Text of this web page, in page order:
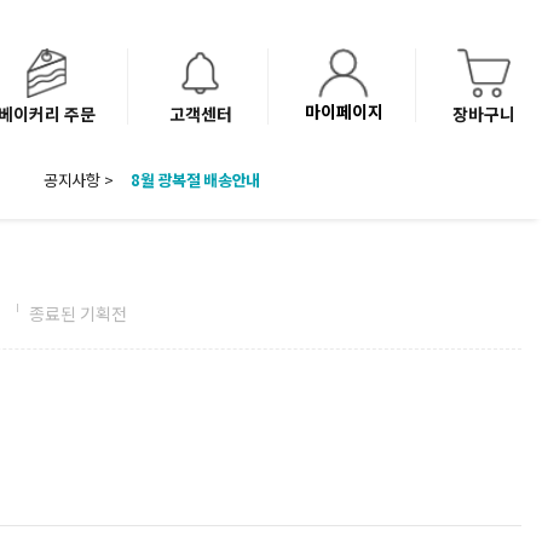
이커리 주문 고객센터 마이페이지 장바구니
공지사항 >
8월 광복절 배송안내
종료된 기획전